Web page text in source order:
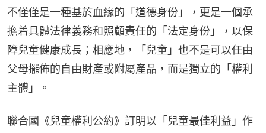
不僅僅是一種基於血緣的「道德身份」，更是一個承
擔着具體法律義務和照顧責任的「法定身份」，以保
障兒童健康成長；相應地，「兒童」也不是可以任由
父母擺佈的自由財產或附屬產品，而是獨立的「權利
主體」。
聯合國《兒童權利公約》訂明以「兒童最佳利益」作